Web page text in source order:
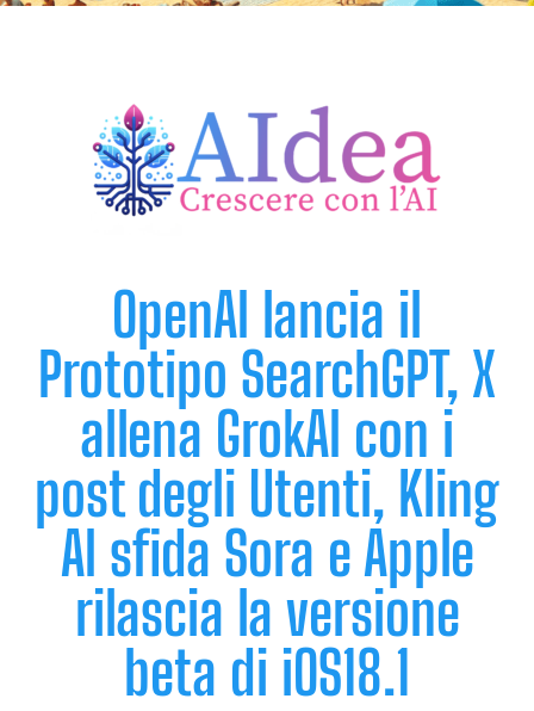
OpenAI lancia il
Prototipo SearchGPT, X
allena GrokAI con i
post degli Utenti, Kling
AI sfida Sora e Apple
rilascia la versione
beta di iOS18.1